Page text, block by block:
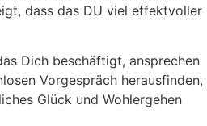
dass das DU viel effektvoller
Dich beschäftigt, ansprechen
Vorgespräch herausfinden,
Glück und Wohlergehen